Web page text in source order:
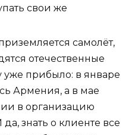
свои же
самолёт,
отечественные
прибыло: в январе
Армения, а в мае
в организацию
знать о клиенте все